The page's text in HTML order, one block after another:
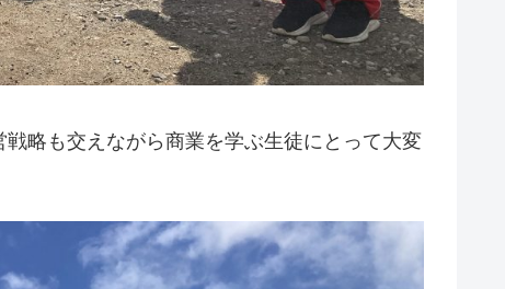
略も交えながら商業を学ぶ生徒にとって大変